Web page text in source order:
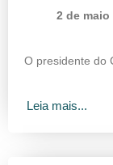
2 de maio
O presidente do
Leia mais...